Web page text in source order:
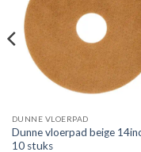
DUNNE VLOERPAD
Dunne vloerpad beige
10 stuks